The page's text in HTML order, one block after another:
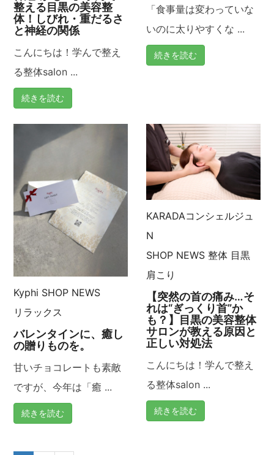
整える目黒の美容整
体！しびれ・重だるさ
と神経の関係
こんにちは！学んで整え
る整体salon ...
続きを読む
「食事量は変わっていな
いのに太りやすくな ...
続きを読む
Kyphi SHOP NEWS
リラックス
バレンタインに、癒し
の贈りものを。
甘いチョコレートも素敵
ですが、今年は「癒 ...
続きを読む
KARADAコンシェルジュ
N
SHOP NEWS 整体 目黒
肩こり
【突然の首の痛み…そ
れは“ぎっくり首”か
も？】目黒の美容整体
サロンが教える原因と
正しい対処法
こんにちは！学んで整え
る整体salon ...
続きを読む